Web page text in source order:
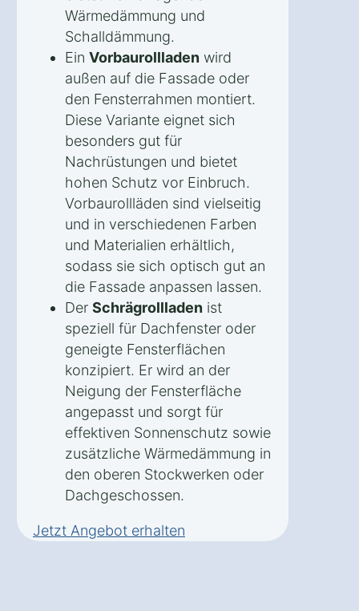
Wärmedämmung und
Schalldämmung.
Ein Vorbaurollladen wird
außen auf die Fassade oder
den Fensterrahmen montiert.
Diese Variante eignet sich
besonders gut für
Nachrüstungen und bietet
hohen Schutz vor Einbruch.
Vorbaurollläden sind vielseitig
und in verschiedenen Farben
und Materialien erhältlich,
sodass sie sich optisch gut an
die Fassade anpassen lassen.
Der Schrägrollladen ist
speziell für Dachfenster oder
geneigte Fensterflächen
konzipiert. Er wird an der
Neigung der Fensterfläche
angepasst und sorgt für
effektiven Sonnenschutz sowie
zusätzliche Wärmedämmung in
den oberen Stockwerken oder
Dachgeschossen.
Jetzt Angebot erhalten